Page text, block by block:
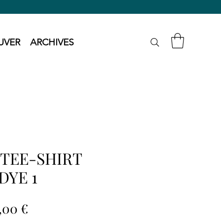
ARCHIVES
SHIRT
1
€